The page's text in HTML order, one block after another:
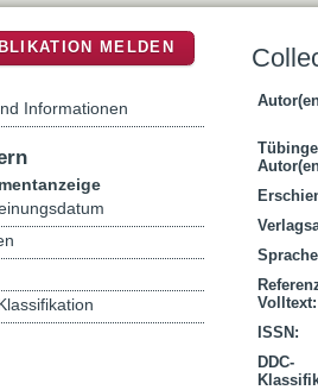
Volltext:
ISSN:
DDC-
MELDEN
Informationen